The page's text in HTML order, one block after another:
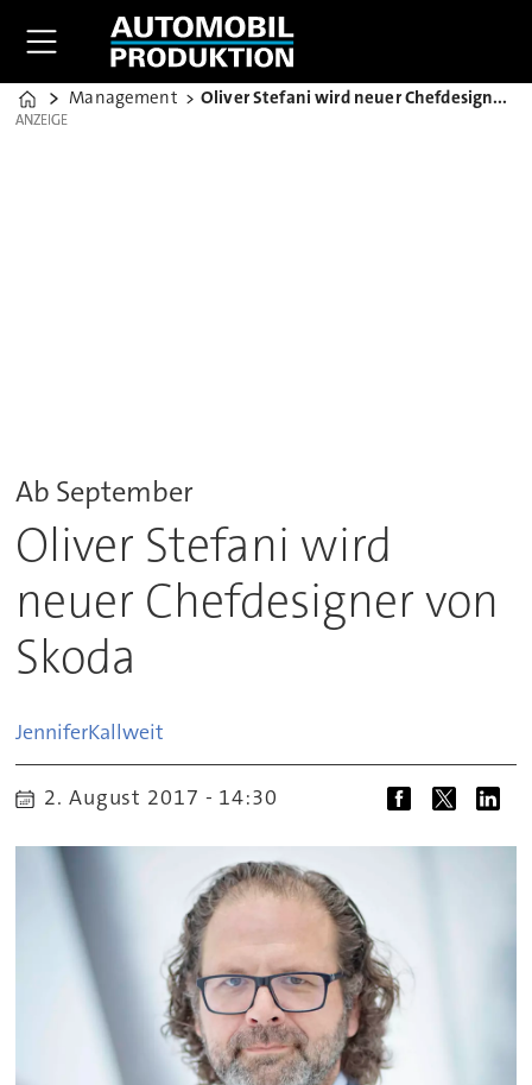
Home
Management Oliver Stefani wird neuer Chefdesigner von Skoda
ANZEIGE
ANZEIGE
Ab September
Oliver Stefani wird
neuer Chefdesigner von
Skoda
JenniferKallweit
2. August 2017 - 14:30